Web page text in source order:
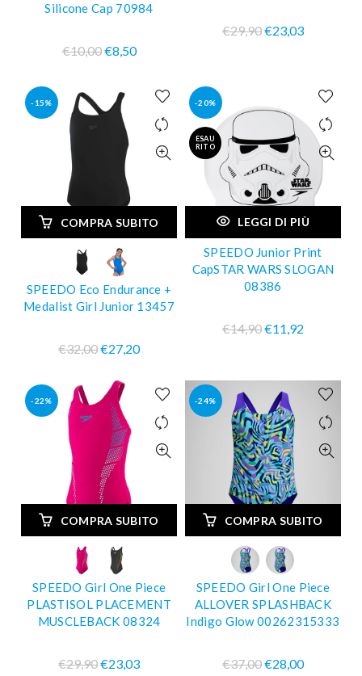
Silicone Cap 70984
€10,00€8,50
€29,90€23,03
-15%
COMPRA SUBITO
SPEEDO Eco Endurance +
Medalist Girl Junior 13457
€32,00€27,20
-20%
ESAU
RITO
LEGGI DI PIÙ
SPEEDO Junior Print
CapSTAR WARS SLOGAN
08386
€14,90€11,92
-22%
COMPRA SUBITO
SPEEDO Girl One Piece
PLASTISOL PLACEMENT
MUSCLEBACK 08324
€29,90€23,03
-24%
COMPRA SUBITO
SPEEDO Girl One Piece
ALLOVER SPLASHBACK
Indigo Glow 00262315333
€37,00€28,00